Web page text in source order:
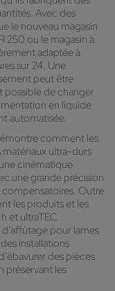
Avec des
le nouveau magasin
250 ou le magasin à
adaptée à
sur 24. Une
peut être
possible de changer
en liquide
automatisée.
comment les
matériaux ultra-durs
cinématique
une grande précision
Outre
les produits et les
et ultraTEC
pour lames
installations
des pièces
préservant les